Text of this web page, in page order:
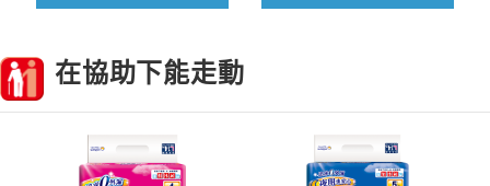
在協助下能走動